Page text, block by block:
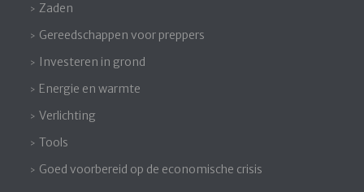
Zaden
Gereedschappen voor preppers
Investeren in grond
Energie en warmte
Verlichting
Tools
Goed voorbereid op de economische crisis